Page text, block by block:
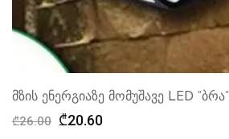
მზის ენერგიაზე მომუშავე LED “ბრა”
₾26.00 Original
₾20.60Current